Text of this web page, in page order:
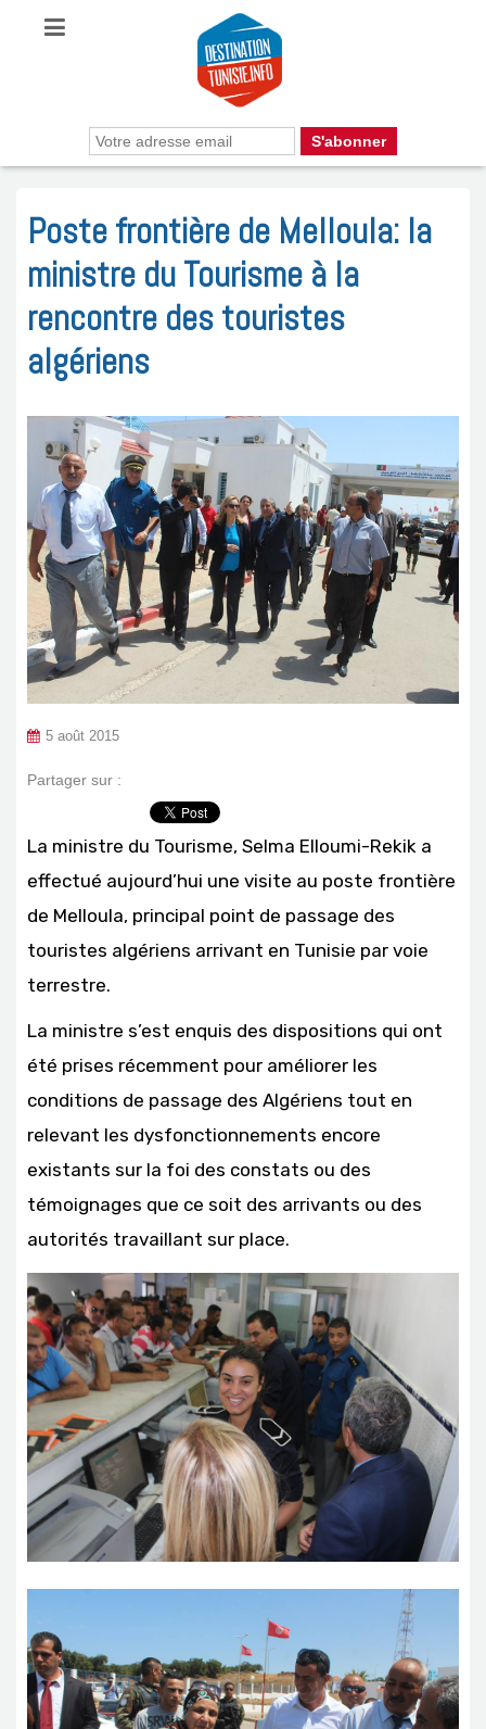
Poste frontière de Melloula: la
ministre du Tourisme à la
rencontre des touristes
algériens
5 août 2015
Partager sur :
La ministre du Tourisme, Selma Elloumi-Rekik a
effectué aujourd’hui une visite au poste frontière
de Melloula, principal point de passage des
touristes algériens arrivant en Tunisie par voie
terrestre.
La ministre s’est enquis des dispositions qui ont
été prises récemment pour améliorer les
conditions de passage des Algériens tout en
relevant les dysfonctionnements encore
existants sur la foi des constats ou des
témoignages que ce soit des arrivants ou des
autorités travaillant sur place.